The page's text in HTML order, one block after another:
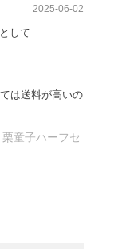
2025-06-02
して
は送料が高いの
童子ハーフセ